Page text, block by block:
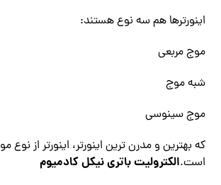
اینورترها هم سه نوع هستند:
موج مربعی
شبه موج
موج سینوسی
که بهترین و مدرن ترین اینورتر، اینورتر از
است.الکترولیت باتری نیکل کادمیوم